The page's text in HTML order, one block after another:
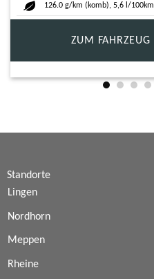
ZUM FAHRZEUG
Standorte
Lingen
Nordhorn
Meppen
Rheine